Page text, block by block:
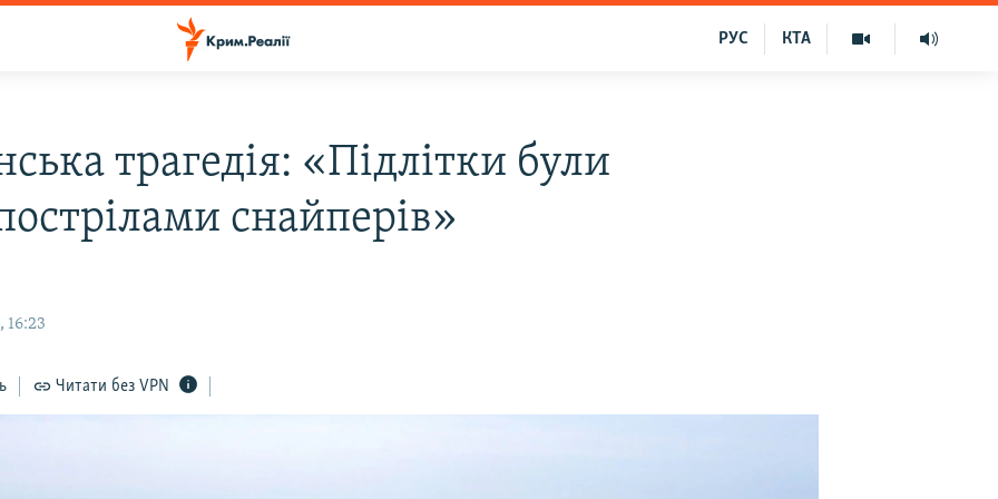
КТА
РУС
трагедія: «Підлітки були
снайперів»
16:23
Читати без VPN